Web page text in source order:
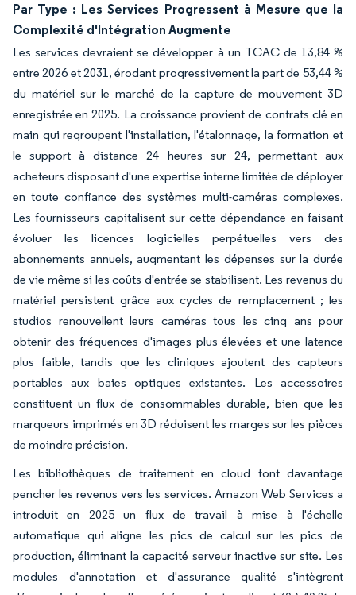
Par Type : Les Services Progressent à Mesure que la
Complexité d'Intégration Augmente
Les services devraient se développer à un TCAC de 13,84 %
entre 2026 et 2031, érodant progressivement la part de 53,44 %
du matériel sur le marché de la capture de mouvement 3D
enregistrée en 2025. La croissance provient de contrats clé en
main qui regroupent l'installation, l'étalonnage, la formation et
le support à distance 24 heures sur 24, permettant aux
acheteurs disposant d'une expertise interne limitée de déployer
en toute confiance des systèmes multi-caméras complexes.
Les fournisseurs capitalisent sur cette dépendance en faisant
évoluer les licences logicielles perpétuelles vers des
abonnements annuels, augmentant les dépenses sur la durée
de vie même si les coûts d'entrée se stabilisent. Les revenus du
matériel persistent grâce aux cycles de remplacement ; les
studios renouvellent leurs caméras tous les cinq ans pour
obtenir des fréquences d'images plus élevées et une latence
plus faible, tandis que les cliniques ajoutent des capteurs
portables aux baies optiques existantes. Les accessoires
constituent un flux de consommables durable, bien que les
marqueurs imprimés en 3D réduisent les marges sur les pièces
de moindre précision.
Les bibliothèques de traitement en cloud font davantage
pencher les revenus vers les services. Amazon Web Services a
introduit en 2025 un flux de travail à mise à l'échelle
automatique qui aligne les pics de calcul sur les pics de
production, éliminant la capacité serveur inactive sur site. Les
modules d'annotation et d'assurance qualité s'intègrent